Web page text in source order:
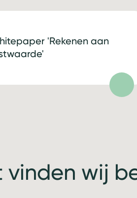
'Rekenen aan
vinden wij